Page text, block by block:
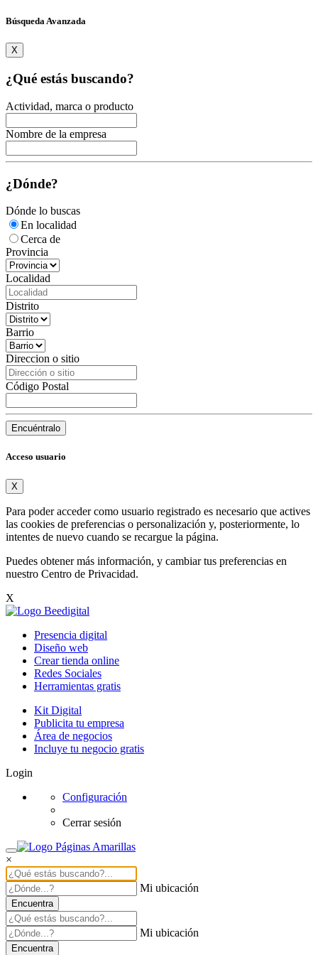
Búsqueda Avanzada
X
¿Qué estás buscando?
Actividad, marca o producto
Nombre de la empresa
¿Dónde?
Dónde lo buscas
En localidad
Cerca de
Provincia
Localidad
Distrito
Barrio
Direccion o sitio
Código Postal
Encuéntralo
Acceso usuario
X
Para poder acceder como usuario registrado es necesario que actives
las cookies de preferencias o personalización y, posteriormente, lo
intentes de nuevo cuando se recargue la página.
Puedes obtener más información, y cambiar tus preferencias en
nuestro Centro de Privacidad.
X
Presencia digital
Diseño web
Crear tienda online
Redes Sociales
Herramientas gratis
Kit Digital
Publicita tu empresa
Área de negocios
Incluye tu negocio gratis
Login
Configuración
Cerrar sesión
×
Mi ubicación
Encuentra
Mi ubicación
Encuentra